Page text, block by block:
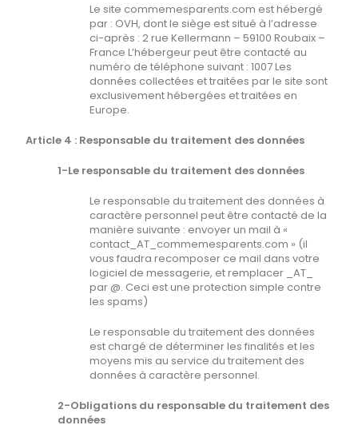
Le site commemesparents.com est hébergé
par : OVH, dont le siège est situé à l’adresse
ci-après : 2 rue Kellermann – 59100 Roubaix –
France L’hébergeur peut être contacté au
numéro de téléphone suivant : 1007 Les
données collectées et traitées par le site sont
exclusivement hébergées et traitées en
Europe.
Article 4 : Responsable du traitement des données
1-Le responsable du traitement des données
Le responsable du traitement des données à
caractère personnel peut être contacté de la
manière suivante : envoyer un mail à «
contact_AT_commemesparents.com » (il
vous faudra recomposer ce mail dans votre
logiciel de messagerie, et remplacer _AT_
par @. Ceci est une protection simple contre
les spams)
Le responsable du traitement des données
est chargé de déterminer les finalités et les
moyens mis au service du traitement des
données à caractère personnel.
2-Obligations du responsable du traitement des
données